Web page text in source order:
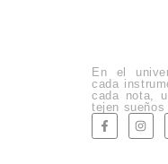
En el
cada
cada nota,
tejen